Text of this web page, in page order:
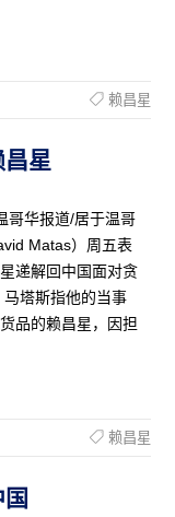
赖昌星
昌星
哥华报道/居于温哥
Matas）周五表
递解回中国面对贪
塔斯指他的当事
品的赖昌星，因担
赖昌星